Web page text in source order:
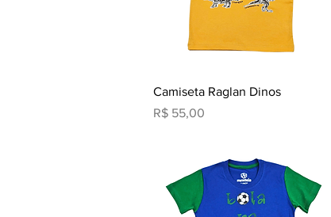
Visualização rápida
Camiseta Raglan Dinos
Preço
R$ 55,00